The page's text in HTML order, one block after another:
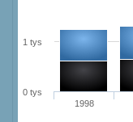
1998
0 tys
1 tys